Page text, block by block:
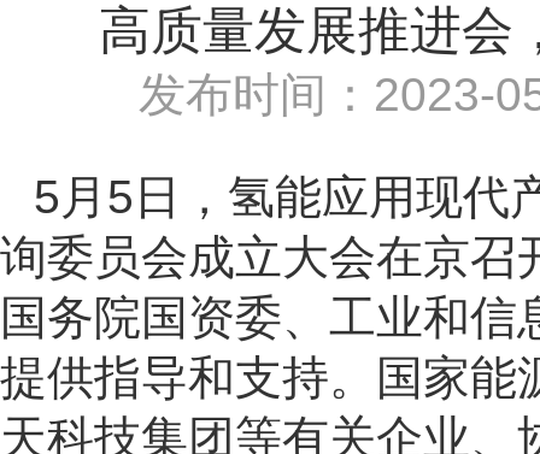
高质量发展推进会
发布时间： 2023-
5 月 5 日， 氢能应用现代
询委员会成立大会在京召
国务院国资委、工业和
提供指导和支持。国家能
天科技集团等有关企业、